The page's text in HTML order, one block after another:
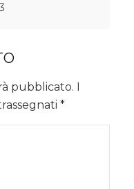
pubblicato. I
*